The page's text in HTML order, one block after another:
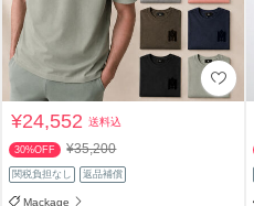
¥24,552送料込
30%OFF ¥35,200
関税負担なし 返品補償
Mackage